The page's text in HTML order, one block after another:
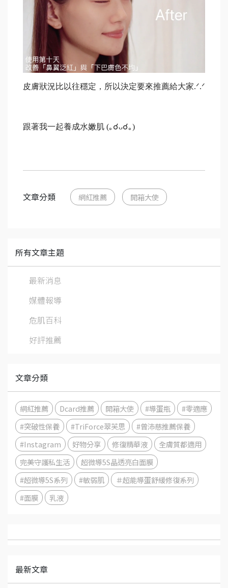
皮膚狀況比以往穩定，所以決定要來推薦給大家.ᐟ‪‪.ᐟ
跟著我一起養成水嫩肌 (｡ ☌ᴗ☌｡)
文章分類 網紅推薦 開箱大使
所有文章主題
最新消息
媒體報導
危肌百科
好評推薦
文章分類
網紅推薦 Dcard推薦 開箱大使 #導蛋瓶
#零適應
#突破性保養
#TriForce翠芙思
#曾沛慈推薦保養
#Instagram
好物分享 修復精華液
全膚質都適用
完美守護私生活
超微導5S晶透亮白面膜
#超微導5S系列
#敏弱肌
＃超能導蛋舒緩修復系列
#面膜
乳液
最新文章